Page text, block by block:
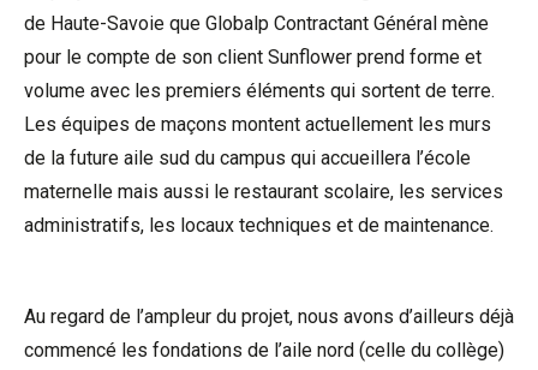
de Haute-Savoie que Globalp Contractant Général mène
pour le compte de son client Sunflower prend forme et
volume avec les premiers éléments qui sortent de terre.
Les équipes de maçons montent actuellement les murs
de la future aile sud du campus qui accueillera l’école
maternelle mais aussi le restaurant scolaire, les services
administratifs, les locaux techniques et de maintenance.
Au regard de l’ampleur du projet, nous avons d’ailleurs déjà
commencé les fondations de l’aile nord (celle du collège)